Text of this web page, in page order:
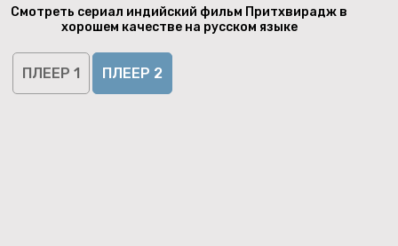
Смотреть сериал индийский фильм Притхвирадж в
хорошем качестве на русском языке
ПЛЕЕР 1 ПЛЕЕР 2